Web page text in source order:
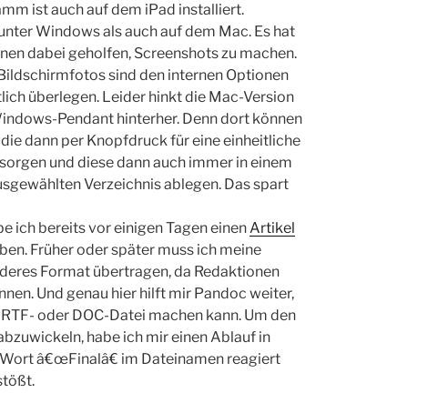
ist auch auf dem iPad installiert.
Windows als auch auf dem Mac. Es hat
dabei geholfen, Screenshots zu machen.
sind den internen Optionen
überlegen. Leider hinkt die Mac-Version
Pendant hinterher. Denn dort können
dann per Knopfdruck für eine einheitliche
und diese dann auch immer in einem
Verzeichnis ablegen. Das spart
ich bereits vor einigen Tagen einenArtikel
Früher oder später muss ich meine
Format übertragen, da Redaktionen
Und genau hier hilft mir Pandoc weiter,
oder DOC-Datei machen kann. Um den
habe ich mir einen Ablauf in
â€œFinalâ€ im Dateinamen reagiert